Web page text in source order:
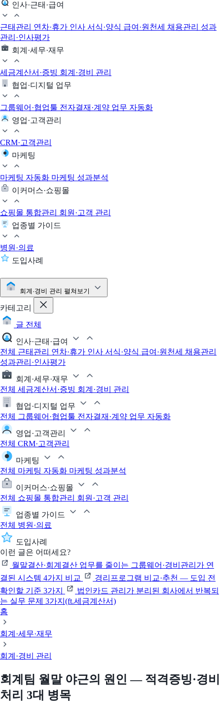
인사·근태·급여
근태관리 연차·휴가 인사 서식·양식 급여·원천세 채용관리 성과
관리·인사평가
회계·세무·재무
세금계산서·증빙 회계·경비 관리
협업·디지털 업무
그룹웨어·협업툴 전자결재·계약 업무 자동화
영업·고객관리
CRM·고객관리
마케팅
마케팅 자동화 마케팅 성과분석
이커머스·쇼핑몰
쇼핑몰 통합관리 회원·고객 관리
업종별 가이드
병원·의료
도입사례
회계·경비 관리 펼쳐보기
카테고리
글 전체
인사·근태·급여
전체 근태관리 연차·휴가 인사 서식·양식 급여·원천세 채용관리
성과관리·인사평가
회계·세무·재무
전체 세금계산서·증빙 회계·경비 관리
협업·디지털 업무
전체
그룹웨어·협업툴 전자결재·계약 업무 자동화
영업·고객관리
전체 CRM·고객관리
마케팅
전체 마케팅 자동화 마케팅 성과분석
이커머스·쇼핑몰
전체 쇼핑몰 통합관리 회원·고객 관리
업종별 가이드
전체 병원·의료
도입사례
이런 글은 어떠세요?
월말결산·회계결산 업무를 줄이는 그룹웨어·경비관리가 연
결된 시스템 4가지 비교
경리프로그램 비교·추천 — 도입 전
확인할 기준 3가지
법인카드 관리가 분리된 회사에서 반복되
는 실무 문제 3가지(ft.세금계산서)
홈
회계·세무·재무
회계·경비 관리
회계팀 월말 야근의 원인 — 적격증빙·경비
처리 3대 병목